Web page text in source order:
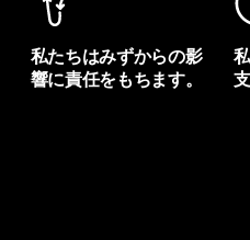
私たちはみずからの影
響に責任をもちます。